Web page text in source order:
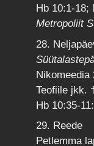
Hb 10:1-18;
Metropoliit
28.
Nikomeedia
Teofiile jkk.
Hb 10:35-
29. Reede
Petlemma